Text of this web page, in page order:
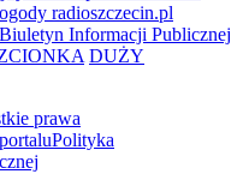
radioszczecin.pl
Biuletyn Informacji Publicznej
DUŻY
prawa
Polityka